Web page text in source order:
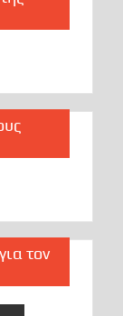
τον